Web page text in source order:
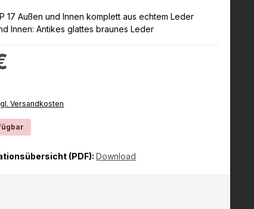
17 Außen und Innen komplett aus echtem Leder
Innen: Antikes glattes braunes Leder
Versandkosten
(PDF):Download